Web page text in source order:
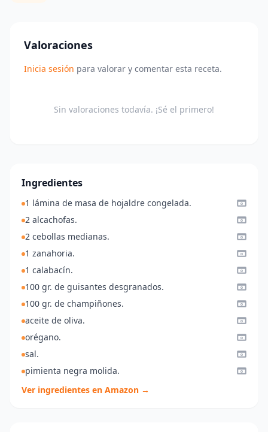
Valoraciones
Inicia sesión para valorar y comentar esta receta.
Sin valoraciones todavía. ¡Sé el primero!
Ingredientes
1 lámina de masa de hojaldre congelada.
2 alcachofas.
2 cebollas medianas.
1 zanahoria.
1 calabacín.
100 gr. de guisantes desgranados.
100 gr. de champiñones.
aceite de oliva.
orégano.
sal.
pimienta negra molida.
Ver ingredientes en Amazon →